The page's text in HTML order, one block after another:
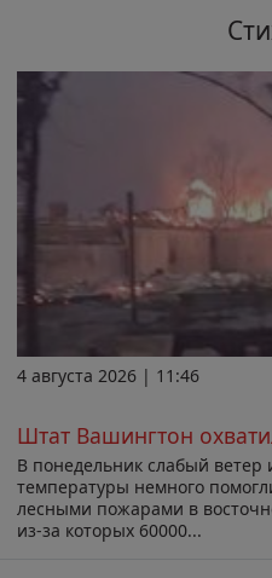
4 августа 2026 | 11:46
Штат Вашингтон
В понедельник слабый
температуры немного
лесными пожарами в
из-за которых 60000...